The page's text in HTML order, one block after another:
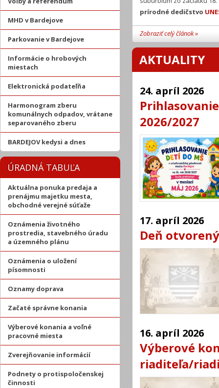
MHD v Bardejove
Parkovanie v Bardejove
Informácie o hrobových
miestach
Elektronická podateľňa
Harmonogram zberu
komunálnych odpadov, vrátane
separovaného zberu
BARDEJOV kedysi a dnes
ÚRADNÁ TABUĽA
Aktuálna ponuka predaja a
prenájmu majetku mesta,
obchodné verejné súťaže
Oznámenia životného
prostredia, stavebného úradu
a územného plánu
Oznámenia o uložení
písomnosti
Oznamy doprava
Začaté správne konania
Výberové konania a voľné
pracovné miesta
Zverejňovanie informácií
Podnety o protispoločenskej
činnosti
prírodné dedičstvo
Zobraziť celý článok »
AKTUALITY
24. apríl 2026
2026/2027
17. apríl 2026
Deň
16. apríl 2026
Výberové
riaditeľa/